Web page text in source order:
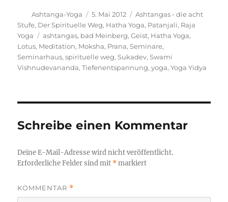
Autor
Ashtanga-Yoga
Veröffentlicht
am
5. Mai 2012 Kategorien
Ashtangas - die acht
Stufe, Der Spirituelle Weg, Hatha Yoga, Patanjali, Raja
Yoga
Schlagwörter
ashtangas, bad Meinberg,Geist, Hatha Yoga,
Lotus, Meditation, Moksha, Prana,Seminare,
Seminarhaus,spirituelle weg,Sukadev,Swami
Vishnudevananda,Tiefenentspannung,yoga,Yoga Yidya
Schreibe einen Kommentar
Deine E-Mail-Adresse wird nicht veröffentlicht.
Erforderliche Felder sind mit *markiert
KOMMENTAR *